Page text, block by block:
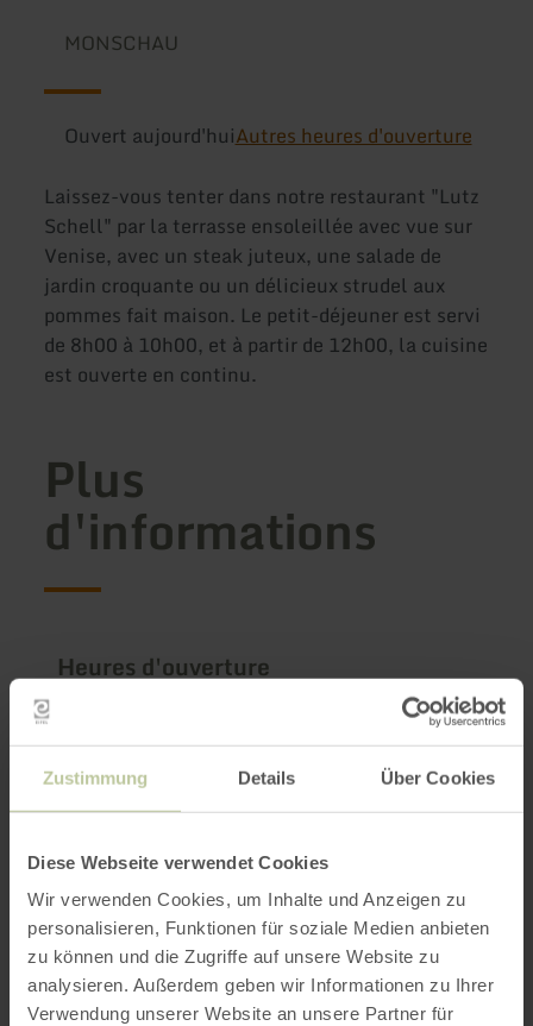
Zustimmung Details Über Cookies
Diese Webseite verwendet Cookies
Wir verwenden Cookies, um Inhalte und Anzeigen zu
personalisieren, Funktionen für soziale Medien anbieten
zu können und die Zugriffe auf unsere Website zu
analysieren. Außerdem geben wir Informationen zu Ihrer
Verwendung unserer Website an unsere Partner für
MONSCHAU
Ouvert aujourd'huiAutres heures d'ouverture
Laissez-vous tenter dans notre restaurant "Lutz
Schell" par la terrasse ensoleillée avec vue sur
Venise, avec un steak juteux, une salade de
jardin croquante ou un délicieux strudel aux
pommes fait maison. Le petit-déjeuner est servi
de 8h00 à 10h00, et à partir de 12h00, la cuisine
est ouverte en continu.
Plus
d'informations
Heures d'ouverture
Caractéristiques / Particularités
Catégories
Impressions